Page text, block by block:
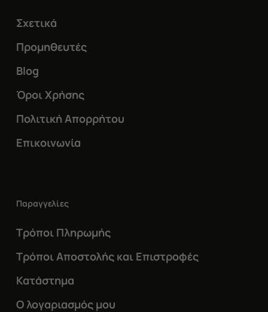
Σχετικά
Προμηθευτές
Blog
Όροι Χρήσης
Πολιτική Απορρήτου
Επικοινωνία
Παραγγελίες
Τρόποι Πληρωμής
Τρόποι Αποστολής και Επιστροφές
Κατάστημα
Ο λογαριασμός μου